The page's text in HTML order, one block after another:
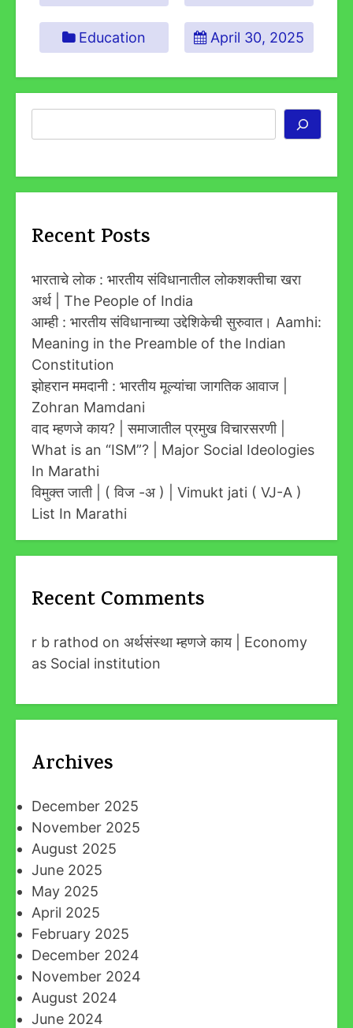
Education April 30, 2025
Recent Posts
भारताचे लोक : भारतीय संविधानातील लोकशक्तीचा खरा
अर्थ | The People of India
आम्ही : भारतीय संविधानाच्या उद्देशिकेची सुरुवात। Aamhi:
Meaning in the Preamble of the Indian
Constitution
झोहरान ममदानी : भारतीय मूल्यांचा जागतिक आवाज |
Zohran Mamdani
वाद म्हणजे काय? | समाजातील प्रमुख विचारसरणी |
What is an “ISM”? | Major Social Ideologies
In Marathi
विमुक्त जाती | ( विज -अ ) | Vimukt jati ( VJ-A )
List In Marathi
Recent Comments
r b rathod on अर्थसंस्था म्हणजे काय | Economy
as Social institution
Archives
December 2025
November 2025
August 2025
June 2025
May 2025
April 2025
February 2025
December 2024
November 2024
August 2024
June 2024